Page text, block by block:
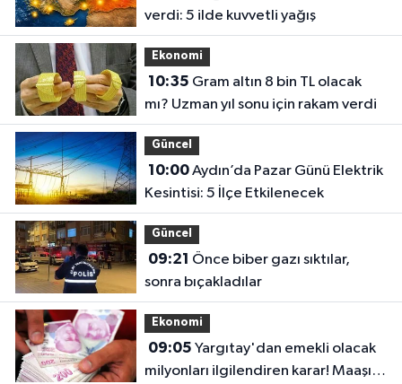
verdi: 5 ilde kuvvetli yağış
Ekonomi
10:35
mı? Uzman yıl sonu için rakam verdi
Güncel
10:00Aydın’da Pazar Günü Elektrik
Kesintisi: 5 İlçe Etkilenecek
Güncel
09:21
sonra bıçakladılar
Ekonomi
09:05
milyonları ilgilendiren karar! Maaşı